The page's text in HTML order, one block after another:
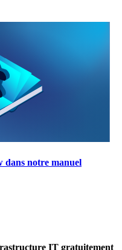
dans notre manuel
IT gratuitement